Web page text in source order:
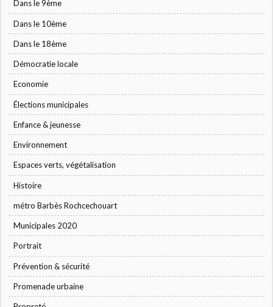
Dans le 9ème
Dans le 10ème
Dans le 18ème
Démocratie locale
Economie
Élections municipales
Enfance & jeunesse
Environnement
Espaces verts, végétalisation
Histoire
métro Barbès Rochcechouart
Municipales 2020
Portrait
Prévention & sécurité
Promenade urbaine